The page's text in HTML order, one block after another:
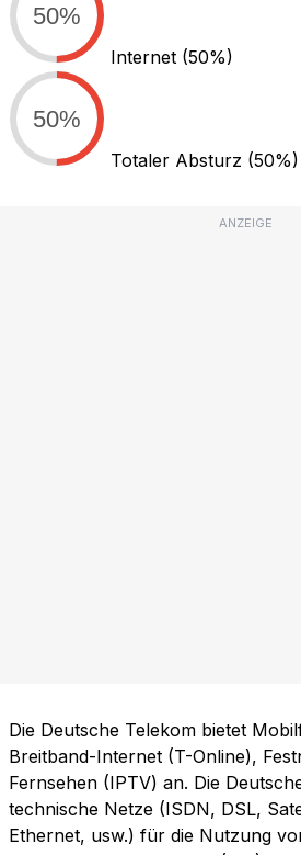
50%
Internet (50%)
50%
Totaler Absturz (50%)
ANZEIGE
Die Deutsche Telekom bietet
Breitband-Internet (T-Online),
Fernsehen (IPTV) an. Die
technische Netze (ISDN, DSL,
Ethernet, usw.) für die Nutzung